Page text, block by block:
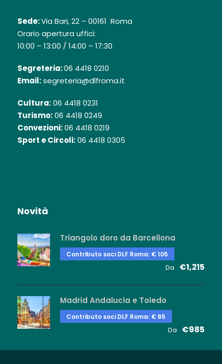
Sede:Via Bari, 22 – 00161 Roma
Orario apertura uffici:
10:00 – 13:00 / 14:00 – 17:30
Segreteria:06 4418 0210
Email:segreteria@dlfroma.it
Cultura:06 4418 0231
Turismo:06 4418 0249
Convezioni:06 4418 0219
Sport e Circoli:06 4418 0305
Novità
Triangolo doro da Barcellona
Contributo soci DLF Roma: € 105
Da €1,215
Madrid Andalucia e Toledo
Contributo soci DLF Roma: € 85
Da €985